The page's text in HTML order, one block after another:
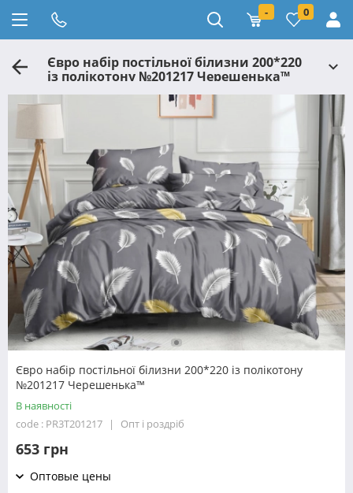
- 0
Євро набір постільної білизни 200*220
із полікотону №201217 Черешенька™
Євро набір постільної білизни 200*220 із полікотону
№201217 Черешенька™
В наявності
code : PR3T201217
Опт і роздріб
653 грн
Оптовые цены